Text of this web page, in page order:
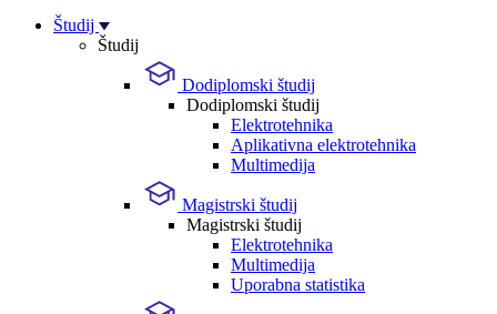
Študij
Študij
Dodiplomski študij
Dodiplomski študij
Elektrotehnika
Aplikativna elektrotehnika
Multimedija
Magistrski študij
Magistrski študij
Elektrotehnika
Multimedija
Uporabna statistika